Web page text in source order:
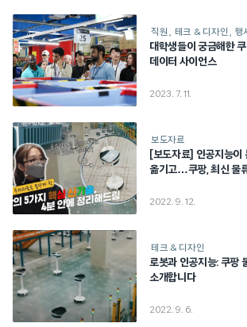
직원 테크 & 디자인 행
대학생들이 궁금해한
데이터 사이언스
2023. 7. 11.
보도자료
[보도자료] 인공지능이 분석하고, 로봇이
옮기고…쿠팡, 최신 물
2022. 9. 12.
테크 & 디자인
로봇과 인공지능: 쿠팡
소개합니다
2022. 9. 6.